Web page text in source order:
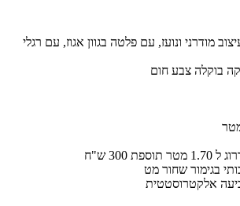
מודרני ונועז, עם פלטה בגוון אגוז, עם רגלי
אלקטרוסטטית